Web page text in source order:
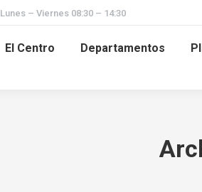
Lunes – Viernes 08:30 – 14:30
El Centro Departamentos